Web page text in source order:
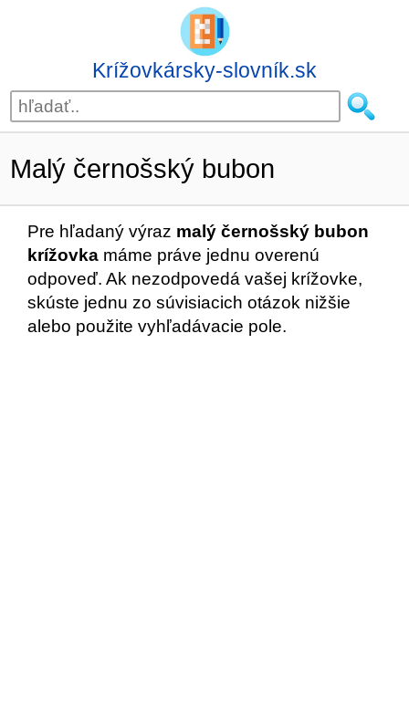
Krížovkársky-slovník.sk
Malý černošský bubon
Pre hľadaný výraz malý černošský bubon
krížovka máme práve jednu overenú
odpoveď. Ak nezodpovedá vašej krížovke,
skúste jednu zo súvisiacich otázok nižšie
alebo použite vyhľadávacie pole.